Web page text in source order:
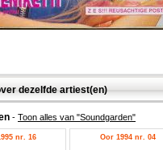
dezelfde artiest(en)
- Toon alles van "Soundgarden"
nr. 16 Oor 1994 nr. 04